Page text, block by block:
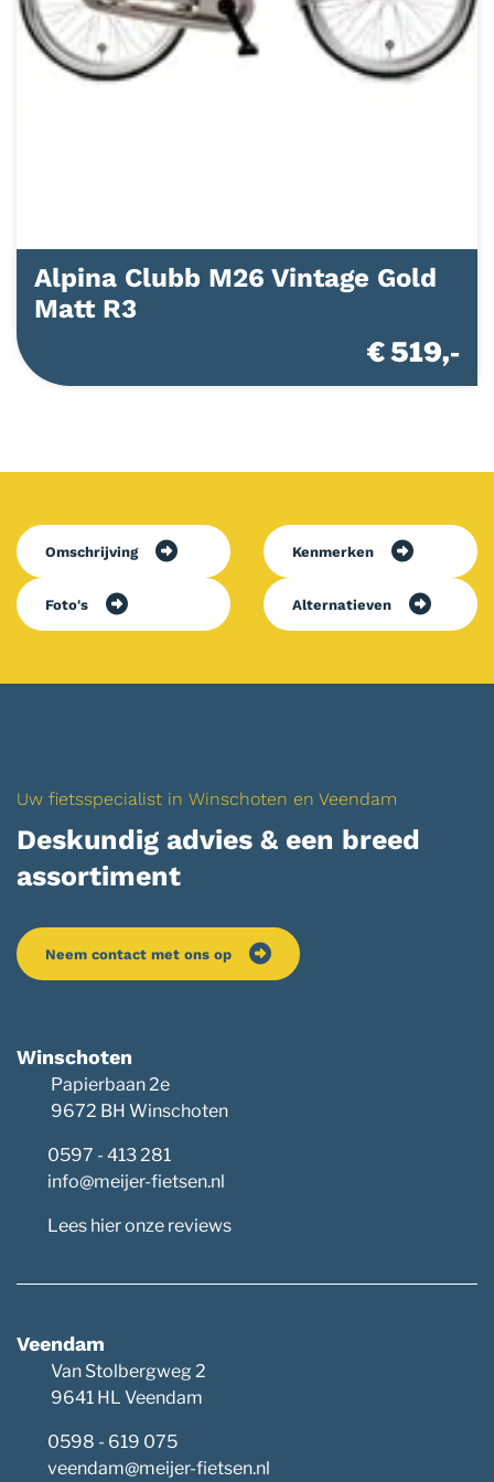
Alpina Clubb M26 Vintage Gold
Matt R3
€ 519,-
Omschrijving Kenmerken
Foto's Alternatieven
Uw fietsspecialist in Winschoten en Veendam
Deskundig advies & een breed
assortiment
Neem contact met ons op
Winschoten
Papierbaan 2e
9672 BH Winschoten
0597 - 413 281
info@meijer-fietsen.nl
Lees hier onze reviews
Veendam
Van Stolbergweg 2
9641 HL Veendam
0598 - 619 075
veendam@meijer-fietsen.nl